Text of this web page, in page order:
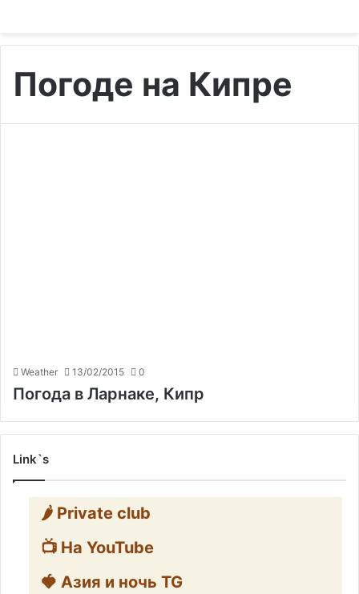
Погоде на Кипре
Weather 13/02/2015 0
Погода в Ларнаке, Кипр
Link`s
🌶️ Private club
📺 На YouTube
🍓 Азия и ночь TG